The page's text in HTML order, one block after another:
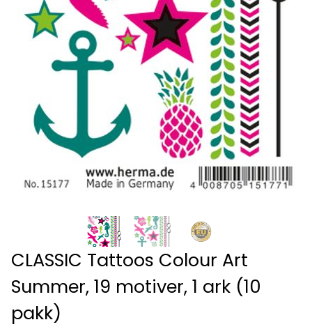
CLASSIC Tattoos Colour Art
Summer, 19 motiver, 1 ark (10
pakk)